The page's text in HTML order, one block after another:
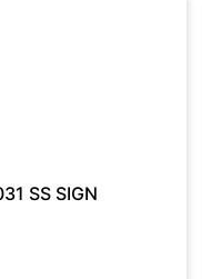
SS SIGN